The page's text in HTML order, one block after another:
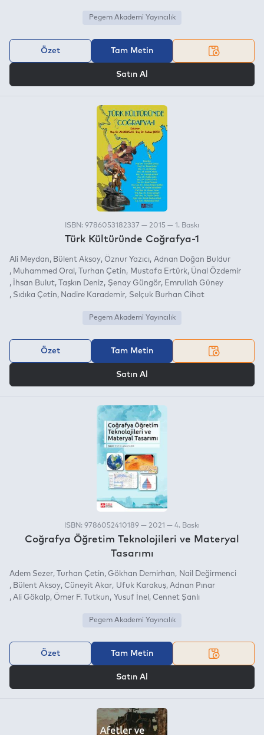
Pegem Akademi Yayıncılık
Özet Tam Metin
Satın Al
ISBN: 9786053182337 — 2015 — 1. Baskı
Türk Kültüründe Coğrafya-1
Ali Meydan Bülent Aksoy Öznur Yazıcı
Adnan Doğan Buldur
Muhammed Oral
Turhan Çetin Mustafa Ertürk Ünal Özdemir
İhsan Bulut
Taşkın Deniz Şenay Güngör
Emrullah Güney
Sıdıka Çetin
Nadire Karademir Selçuk Burhan Cihat
Pegem Akademi Yayıncılık
Özet Tam Metin
Satın Al
ISBN: 9786052410189 — 2021 — 4. Baskı
Coğrafya Öğretim Teknolojileri ve Materyal
Tasarımı
Adem Sezer Turhan Çetin Gökhan Demirhan
Nail Değirmenci
Bülent Aksoy Cüneyit Akar Ufuk Karakuş Adnan Pınar
Ali Gökalp Ömer F. Tutkun Yusuf İnel Cennet Şanlı
Pegem Akademi Yayıncılık
Özet Tam Metin
Satın Al